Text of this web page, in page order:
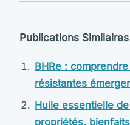
Publications
BHRe :
résistantes
Huile essentielle
propriétés,